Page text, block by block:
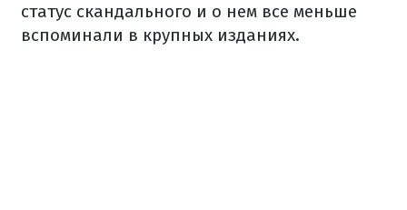
статус скандального и о нем все меньше
вспоминали в крупных изданиях.